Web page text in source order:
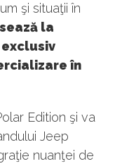
şi situaţii în
la
în
Edition şi va
Jeep
nuanţei de